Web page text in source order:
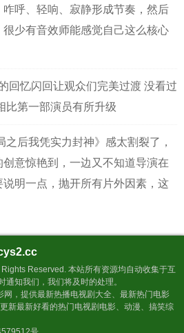
呼、轻响、寂静形成节奏，然后
少有音效师能感觉自己这么核心
回忆闪回让观众们完美过渡 没看过
比第一部演员有所升级
之后我凭实力封神》感太割裂了，
意惊艳到，一边又不知道导演在
明一点，抛开所有片外因素，这
Reserved. 本站所有资源均自动收集于互
知我们，我们将及时的处理。
，提供最新热播电视剧大全、最新热门电影
新最新好看的热门电视剧电影、动漫、搞笑综